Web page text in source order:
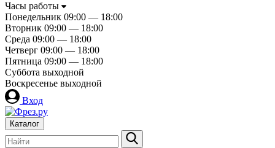
Часы работы
Понедельник 09:00 — 18:00
Вторник 09:00 — 18:00
Среда 09:00 — 18:00
Четверг 09:00 — 18:00
Пятница 09:00 — 18:00
Суббота выходной
Воскресенье выходной
Вход
Каталог